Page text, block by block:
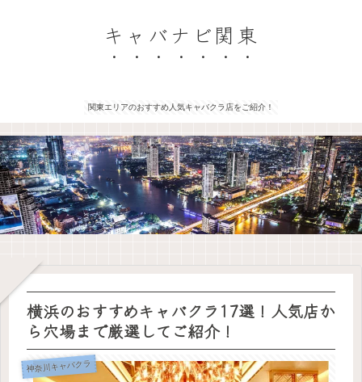
キャバナビ関東
関東エリアのおすすめ人気キャバクラ店をご紹介！
横浜のおすすめキャバクラ17選！人気店か
ら穴場まで厳選してご紹介！
神奈川キャバクラ